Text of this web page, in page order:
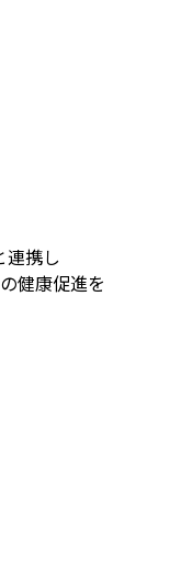
連携し
健康促進を